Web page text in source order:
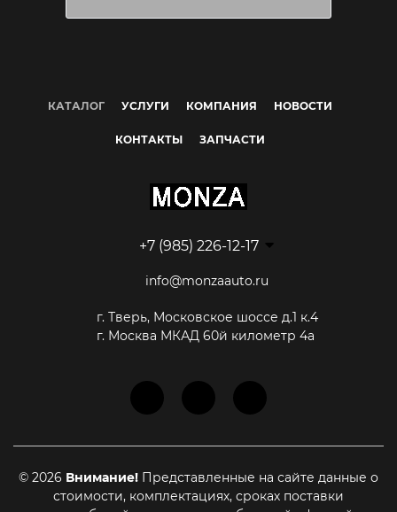
КАТАЛОГ УСЛУГИ КОМПАНИЯ НОВОСТИ
КОНТАКТЫ ЗАПЧАСТИ
+7 (985) 226-12-17
info@monzaauto.ru
г. Тверь, Московское шоссе д.1 к.4
г. Москва МКАД 60й километр 4а
© 2026 Внимание! Представленные на сайте данные о
стоимости, комплектациях, сроках поставки